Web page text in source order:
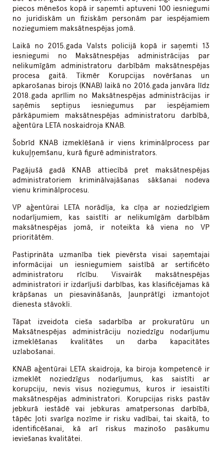
piecos mēnešos kopā ir saņemti aptuveni 100 iesniegumi
no juridiskām un fiziskām personām par iespējamiem
noziegumiem maksātnespējas jomā.
Laikā no 2015.gada Valsts policijā kopā ir saņemti 13
iesniegumi no Maksātnespējas administrācijas par
nelikumīgām administratoru darbībām maksātnespējas
procesa gaitā. Tikmēr Korupcijas novēršanas un
apkarošanas birojs (KNAB) laikā no 2016.gada janvāra līdz
2018.gada aprīlim no Maksātnespējas administrācijas ir
saņēmis septiņus iesniegumus par iespējamiem
pārkāpumiem maksātnespējas administratoru darbībā,
aģentūra LETA noskaidroja KNAB.
Šobrīd KNAB izmeklēšanā ir viens kriminālprocess par
kukuļņemšanu, kurā figurē administrators.
Pagājušā gadā KNAB attiecībā pret maksātnespējas
administratoriem kriminālvajāšanas sākšanai nodeva
vienu kriminālprocesu.
VP aģentūrai LETA norādīja, ka cīņa ar noziedzīgiem
nodarījumiem, kas saistīti ar nelikumīgām darbībām
maksātnespējas jomā, ir noteikta kā viena no VP
prioritātēm.
Pastiprināta uzmanība tiek pievērsta visai saņemtajai
informācijai un iesniegumiem saistībā ar sertificēto
administratoru rīcību. Visvairāk maksātnespējas
administratori ir izdarījuši darbības, kas klasificējamas kā
krāpšanas un piesavināšanās, ļaunprātīgi izmantojot
dienesta stāvokli.
Tāpat izveidota cieša sadarbība ar prokuratūru un
Maksātnespējas administrāciju noziedzīgu nodarījumu
izmeklēšanas kvalitātes un darba kapacitātes
uzlabošanai.
KNAB aģentūrai LETA skaidroja, ka biroja kompetencē ir
izmeklēt noziedzīgus nodarījumus, kas saistīti ar
korupciju, nevis visus noziegumus, kuros ir iesaistīti
maksātnespējas administratori. Korupcijas risks pastāv
jebkurā iestādē vai jebkuras amatpersonas darbībā,
tāpēc ļoti svarīga nozīme ir risku vadībai, tai skaitā, to
identificēšanai, kā arī riskus mazinošo pasākumu
ieviešanas kvalitātei.